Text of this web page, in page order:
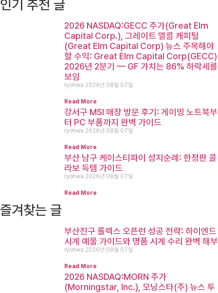
인기 추천 글
2026 NASDAQ:GECC 주가(Great Elm
Capital Corp.), 그레이트 엘름 캐피털
(Great Elm Capital Corp) 뉴스 주목해야
할 수익: Great Elm Capital Corp(GECC)
2026년 2분기 — GF 가치는 86% 하락세를
보임
ryohwa 2026년 08월 07일
Read More
강서구 MSI 매장 방문 후기: 게이밍 노트북부
터 PC 부품까지 완벽 가이드
ryohwa 2026년 08월 07일
Read More
부산 남구 케이스티파이 성지순례: 한정판 콜
라보 득템 가이드
ryohwa 2026년 08월 07일
Read More
즐겨찾는 글
부산진구 롤렉스 오픈런 성공 전략: 하이엔드
시계 예물 가이드와 명품 시계 수리 완벽 해부
ryohwa 2026년 08월 07일
Read More
2026 NASDAQ:MORN 주가
(Morningstar, Inc.), 모닝스타(주) 뉴스 투